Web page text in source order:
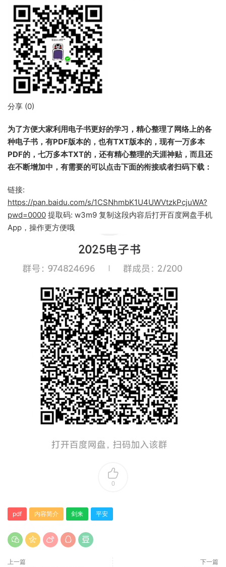
分享 (0)
为了方便大家利用电子书更好的学习，精心整理了网络上的各
种电子书，有PDF版本的，也有TXT版本的，现有一万多本
PDF的，七万多本TXT的，还有精心整理的天涯神贴，而且还
在不断增加中，有需要的可以点击下面的衔接或者扫码下载：
链接:
https://pan.baidu.com/s/1CSNhmbK1U4UWVtzkPcjuWA?
pwd=0000 提取码: w3m9 复制这段内容后打开百度网盘手机
App，操作更方便哦
0
pdf 内容简介 剑来 平安
上一篇 下一篇